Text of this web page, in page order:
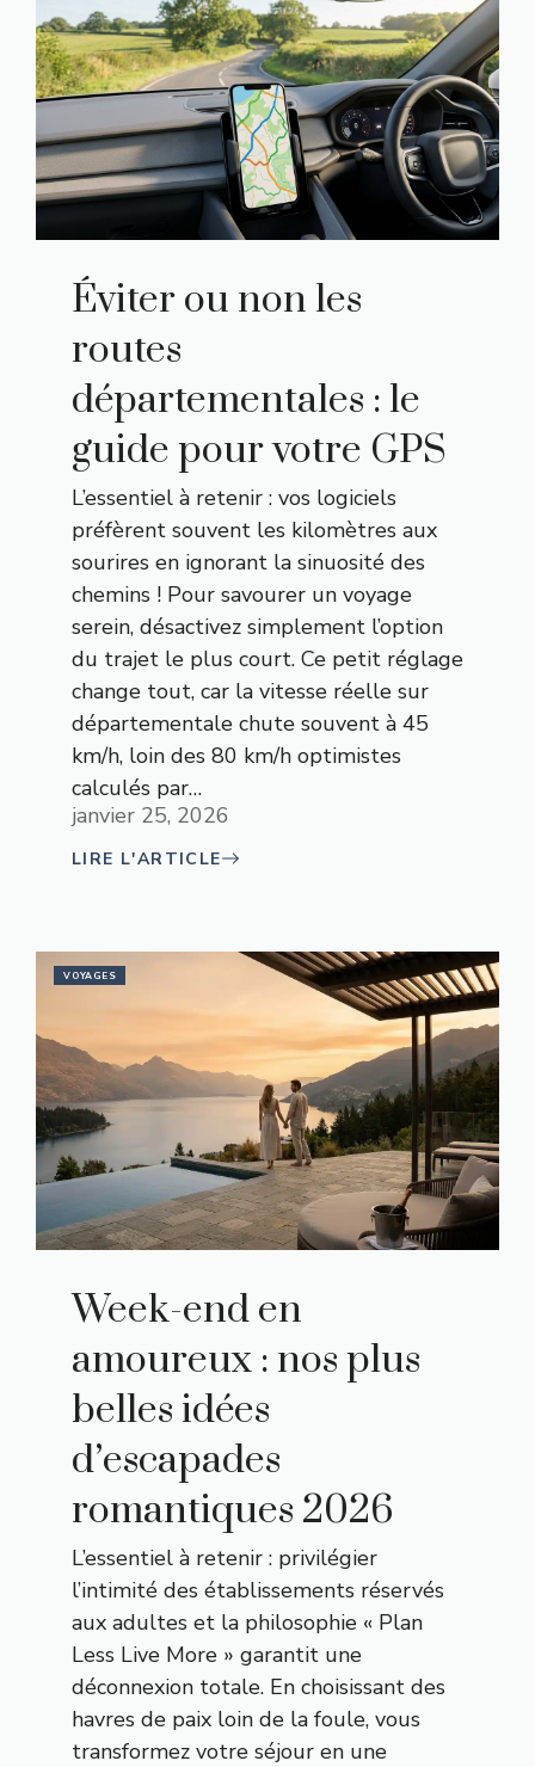
Éviter ou non les
routes
départementales : le
guide pour votre GPS
L’essentiel à retenir : vos logiciels
préfèrent souvent les kilomètres aux
sourires en ignorant la sinuosité des
chemins ! Pour savourer un voyage
serein, désactivez simplement l’option
du trajet le plus court. Ce petit réglage
change tout, car la vitesse réelle sur
départementale chute souvent à 45
km/h, loin des 80 km/h optimistes
calculés par…
janvier 25, 2026
LIRE L'ARTICLE
VOYAGES
Week-end en
amoureux : nos plus
belles idées
d’escapades
romantiques 2026
L’essentiel à retenir : privilégier
l’intimité des établissements réservés
aux adultes et la philosophie « Plan
Less Live More » garantit une
déconnexion totale. En choisissant des
havres de paix loin de la foule, vous
transformez votre séjour en une